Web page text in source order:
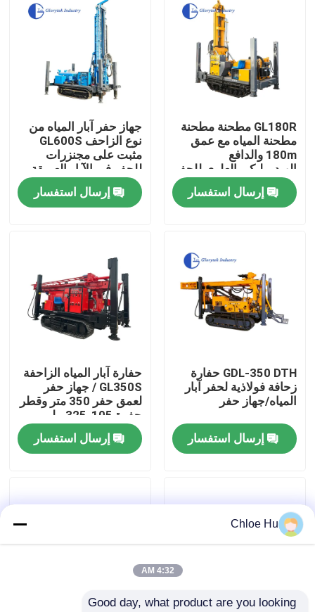
بيت
معلومات عنا
رقابة جودة
أخبار
اطلب اقتباس
جهاز حفر آبار المياه
GL180R مطحنة مطحنة
مطحنة المياه مع عمق
180m والدافع
الهيدروليكي العلوي للحفر
الحرارية الأرضية
إرسال استفسار
جهاز حفر آبار المياه من
نوع الزاحف GL600S
مثبت على مجنزرات
للحفر في الآبار العميقة
بعمق أقصى 600 متر
ونطاق قطر من 105 إلى
500 ملم
إرسال استفسار
GDL-350 DTH حفارة
زحافة فولاذية لحفر آبار
المياه/جهاز حفر
إرسال استفسار
حفارة آبار المياه الزاحفة
GL350S / جهاز حفر
لعمق حفر 350 متر وقطر
حفرة 105-325 ملم
إرسال استفسار
Chloe Hu
4:32 AM
Good day, what product are you looking